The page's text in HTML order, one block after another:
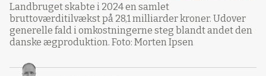
Landbruget skabte i 2024 en samlet
bruttoværditilvækst på 28,1 milliarder kroner. Udover
generelle fald i omkostningerne steg blandt andet den
danske ægproduktion. Foto: Morten Ipsen